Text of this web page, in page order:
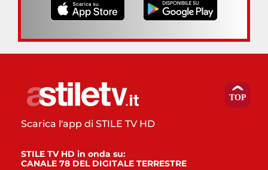
Scarica l'app di STILE TV HD
STILE TV HD in onda su:
CANALE 78 DEL DIGITALE TERRESTRE